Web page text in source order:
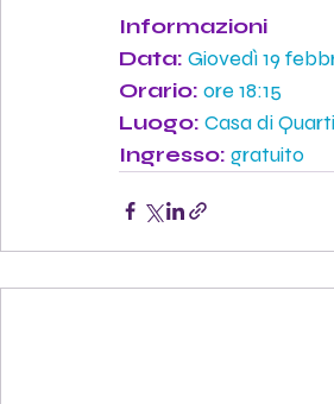
Informazioni
Data: Giovedì 19
Orario: ore 18:15
Luogo: Casa di
Ingresso: gratuito